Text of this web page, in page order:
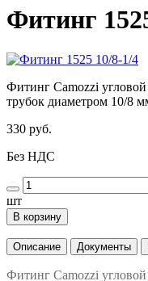
Фитинг
Фитинг Camozzi
трубок диаметром 10/8
330 руб.
Без НДС
шт
В корзину
Описание Документы
Фитинг Camozzi